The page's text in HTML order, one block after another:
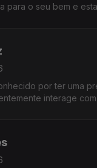
para o seu bem e
por ter uma
interage